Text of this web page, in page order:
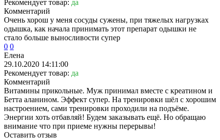
Рекомендует товар: да
Комментарий
Очень хорош у меня сосуды сужены, при тяжелых нагрузках
одышка, как начaла принимать этот препарат одышки не
стало больше выносливости супер
0 0
Елена
29.10.2020 14:11:00
Рекомендует товар: да
Комментарий
Витамины прикольные. Муж принимал вместе с креатином и
Бетта аланином. Эффект супер. На тренировки шёл с хорошим
настроением, сами тренировки проходили на подъёме.
Энергии хоть отбавляй! Будем заказывать ещё. Но обращаю
внимание что при приеме нужны перерывы!
Оставить отзыв